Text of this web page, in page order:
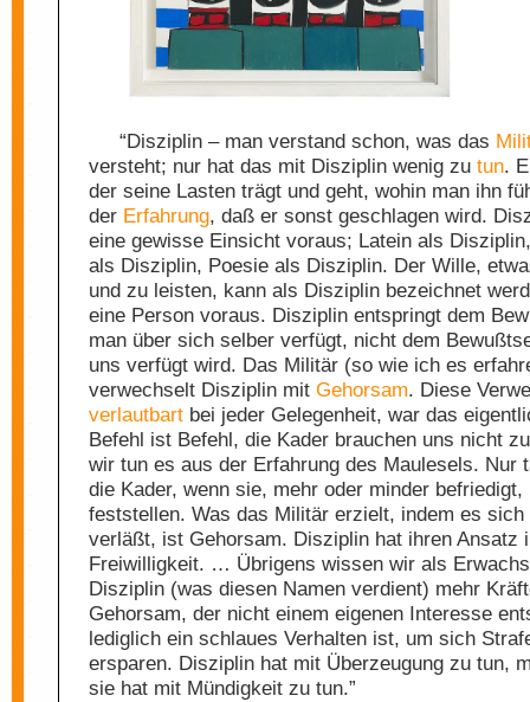
“Disziplin – man verstand schon, was das
versteht; nur hat das mit Disziplin wenig zu tun.
der seine Lasten trägt und geht, wohin man ihn
der Erfahrung, daß er sonst geschlagen wird.
eine gewisse Einsicht voraus; Latein als
als Disziplin, Poesie als Disziplin. Der Wille,
und zu leisten, kann als Disziplin bezeichnet
eine Person voraus. Disziplin entspringt dem
man über sich selber verfügt, nicht dem
uns verfügt wird. Das Militär (so wie ich es
verwechselt Disziplin mit Gehorsam. Diese
verlautbart bei jeder Gelegenheit, war das
Befehl ist Befehl, die Kader brauchen uns nicht
wir tun es aus der Erfahrung des Maulesels. Nur
die Kader, wenn sie, mehr oder minder
feststellen. Was das Militär erzielt, indem es sich
verläßt, ist Gehorsam. Disziplin hat ihren Ansatz
Freiwilligkeit. … Übrigens wissen wir als
Disziplin (was diesen Namen verdient) mehr
Gehorsam, der nicht einem eigenen Interesse
lediglich ein schlaues Verhalten ist, um sich
ersparen. Disziplin hat mit Überzeugung zu tun,
sie hat mit Mündigkeit zu tun.”